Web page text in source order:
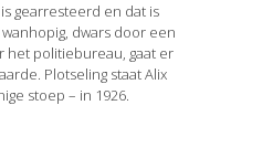
gearresteerd en dat is
dwars door een
het politiebureau, gaat er
Plotseling staat Alix
stoep – in 1926.